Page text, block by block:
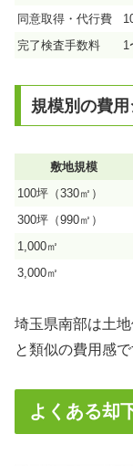
同意取得・代行費
完了検査手数料
1
規模別の費
敷地規模
100坪（330㎡）
300坪（990㎡）
1,000㎡
3,000㎡
埼玉県南部は土
と類似の費用感で
よくある却